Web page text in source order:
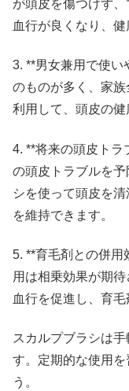
が頭皮を傷つけず
血行が良くなり、健
3. **男女兼用で使い
のものが多く、家
利用して、頭皮の健
4. **将来の頭皮トラ
の頭皮トラブルを
シを使って頭皮を
を維持できます。
5. **育毛剤との併用
用は相乗効果が期
血行を促進し、育
スカルプブラシは
す。定期的な使用
う。